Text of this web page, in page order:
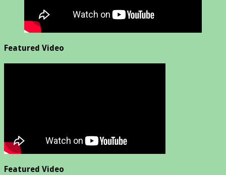
Featured Video
Featured Video